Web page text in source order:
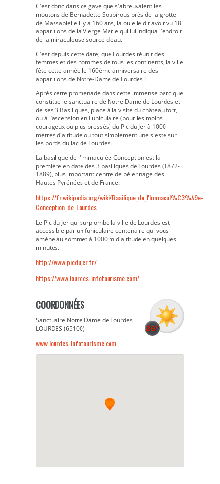
C'est donc dans ce gave que s'abreuvaient les
moutons de Bernadette Soubirous près de la grotte
de Massabielle il y a 160 ans, la ou elle dit avoir vu 18
apparitions de la Vierge Marie qui lui indiqua l'endroit
de la miraculeuse source d’eau.
C'est depuis cette date, que Lourdes réunit des
femmes et des hommes de tous les continents, la ville
fête cette année le 160ème anniversaire des
apparitions de Notre-Dame de Lourdes !
Après cette promenade dans cette immense parc que
constitue le sanctuaire de Notre Dame de Lourdes et
de ses 3 Basiliques, place à la visite du château fort,
ou à l’ascension en Funiculaire (pour les moins
courageux ou plus pressés) du Pic du Jer à 1000
mètres d'altitude ou tout simplement une sieste sur
les bords du lac de Lourdes.
La basilique de l'Immaculée-Conception est la
première en date des 3 basiliques de Lourdes (1872-
1889), plus important centre de pèlerinage des
Hautes-Pyrénées et de France.
https://fr.wikipedia.org/wiki/Basilique_de_l'Immacul%C3%A9e-
Conception_de_Lourdes
Le Pic du Jer qui surplombe la ville de Lourdes est
accessible par un funiculaire centenaire qui vous
amène au sommet à 1000 m d'altitude en quelques
minutes.
http://www.picdujer.fr/
https://www.lourdes-infotourisme.com/
COORDONNÉES
Sanctuaire Notre Dame de Lourdes
LOURDES (65100)
www.lourdes-infotourisme.com